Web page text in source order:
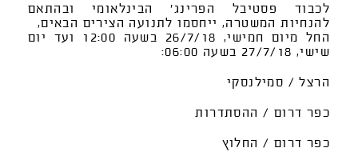
לכבוד פסטיבל הפרינג' הבינלאומי ובהתאם
להנחיות המשטרה, ייחסמו לתנועה הצירים הבאים,
החל מיום חמישי, 26/7/18 בשעה 12:00 ועד יום
שישי, 27/7/18 בשעה 06:00:
הרצל / סמילנסקי
כפר דרום / ההסתדרות
כפר דרום / החלוץ